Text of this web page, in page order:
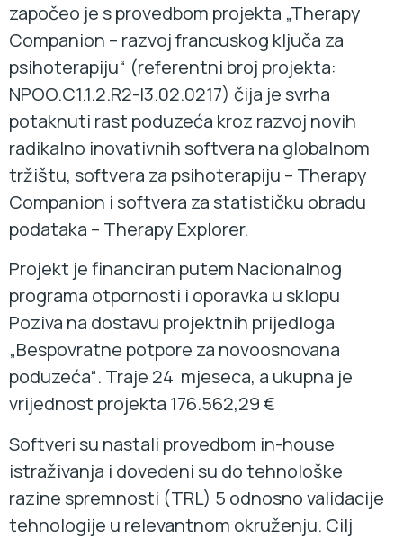
započeo je s provedbom projekta „Therapy
Companion – razvoj francuskog ključa za
psihoterapiju“ (referentni broj projekta:
NPOO.C1.1.2.R2-I3.02.0217) čija je svrha
potaknuti rast poduzeća kroz razvoj novih
radikalno inovativnih softvera na globalnom
tržištu, softvera za psihoterapiju – Therapy
Companion i softvera za statističku obradu
podataka – Therapy Explorer.
Projekt je financiran putem Nacionalnog
programa otpornosti i oporavka u sklopu
Poziva na dostavu projektnih prijedloga
„Bespovratne potpore za novoosnovana
poduzeća“. Traje 24 mjeseca, a ukupna je
vrijednost projekta 176.562,29 €
Softveri su nastali provedbom in-house
istraživanja i dovedeni su do tehnološke
razine spremnosti (TRL) 5 odnosno validacije
tehnologije u relevantnom okruženju. Cilj